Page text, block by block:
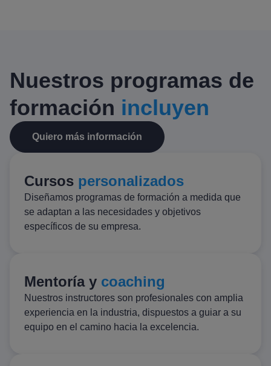
Nuestros programas de
formación incluyen
Quiero más información
Cursos personalizados
Diseñamos programas de formación a medida que
se adaptan a las necesidades y objetivos
específicos de su empresa.
Mentoría y coaching
Nuestros instructores son profesionales con amplia
experiencia en la industria, dispuestos a guiar a su
equipo en el camino hacia la excelencia.